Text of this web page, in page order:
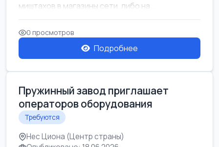
миштахов в магазины сети, либо на...
0 просмотров
Подробнее
Пружинный завод приглашает
операторов оборудования
Требуются
Нес Циона (Центр страны)